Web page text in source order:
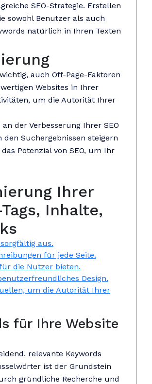
SEO-Strategie. Erstellen
sowohl Benutzer als auch
natürlich in Ihren Texten
auch Off-Page-Faktoren
Websites in Ihrer
um die Autorität Ihrer
der Verbesserung Ihrer SEO
Suchergebnissen steigern
Potenzial von SEO, um Ihr
Ihrer
Inhalte,
aus.
für jede Seite.
die Nutzer bieten.
Design.
um die Autorität Ihrer
für Ihre Website
relevante Keywords
ist der Grundstein
gründliche Recherche und